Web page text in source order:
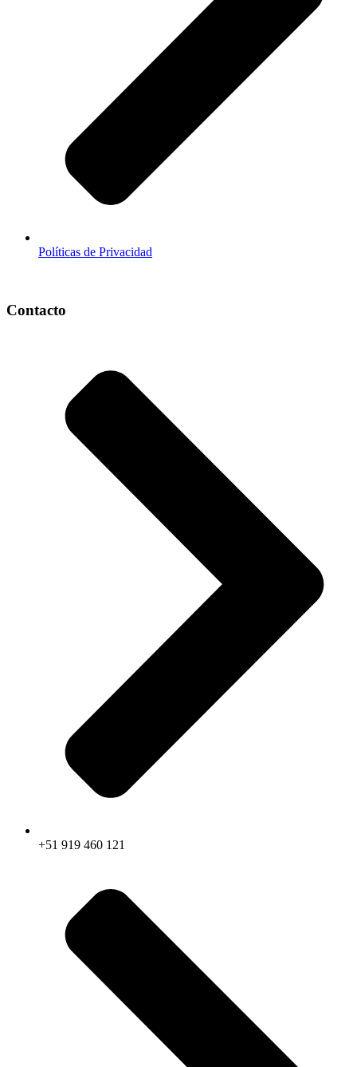
Políticas de Privacidad
Contacto
+51 919 460 121